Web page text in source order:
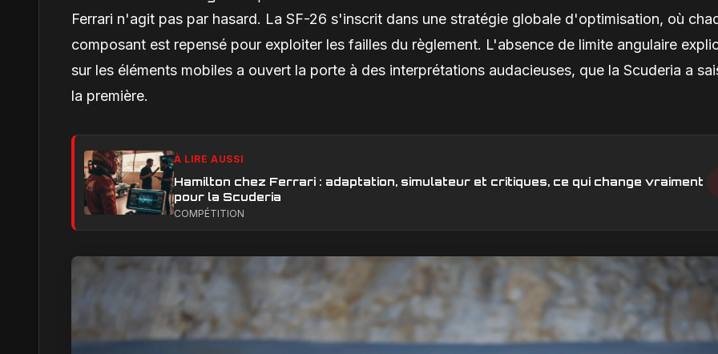
Ferrari n'agit pas par hasard. La SF-26 s'inscrit dans une stratégie globale d'optimisation, où
composant est repensé pour exploiter les failles du règlement. L'absence de limite angulaire
sur les éléments mobiles a ouvert la porte à des interprétations audacieuses, que la Scuderia a
la première.
À LIRE AUSSI
Hamilton chez Ferrari : adaptation, simulateur et critiques, ce qui change vraiment
pour la Scuderia
COMPÉTITION